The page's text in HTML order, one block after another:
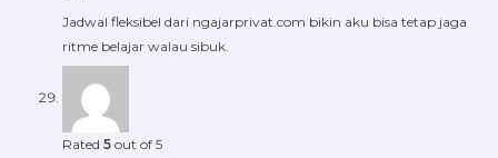
Jadwal fleksibel dari ngajarprivat.com bikin aku bisa tetap jaga
ritme belajar walau sibuk.
Rated 5 out of 5